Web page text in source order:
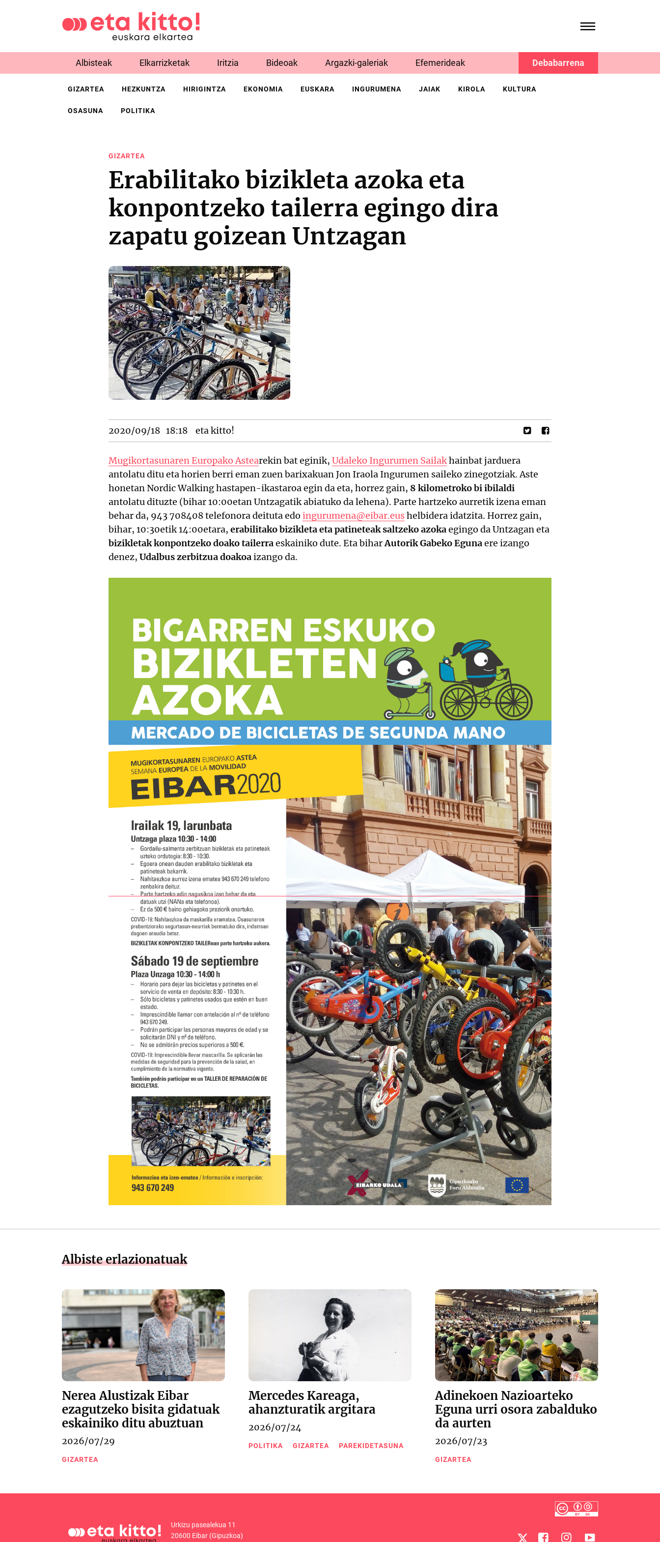
Albisteak Elkarrizketak Iritzia Bideoak Argazki-galeriak Efemerideak Debabarrena
GIZARTEA HEZKUNTZA HIRIGINTZA EKONOMIA EUSKARA INGURUMENA JAIAK KIROLA KULTURA
OSASUNA POLITIKA
GIZARTEA
Erabilitako bizikleta azoka eta
konpontzeko tailerra egingo dira
zapatu goizean Untzagan
2020/09/18 18:18 eta kitto!
Mugikortasunaren Europako Astearekin bat eginik, Udaleko Ingurumen Sailakhainbat jarduera
antolatu ditu eta horien berri eman zuen barixakuan Jon Iraola Ingurumen saileko zinegotziak. Aste
honetan Nordic Walking hastapen-ikastaroa egin da eta, horrez gain, 8 kilometroko bi ibilaldi
antolatu dituzte (bihar 10:00etan Untzagatik abiatuko da lehena). Parte hartzeko aurretik izena eman
behar da, 943 708408 telefonora deituta edo ingurumena@eibar.eushelbidera idatzita. Horrez gain,
bihar, 10:30etik 14:00etara, erabilitako bizikleta eta patineteak saltzeko azokaegingo da Untzagan eta
bizikletak konpontzeko doako tailerraeskainiko dute. Eta biharAutorik Gabeko Egunaere izango
denez, Udalbus zerbitzua doakoaizango da.
Albiste erlazionatuak
Nerea Alustizak Eibar
ezagutzeko bisita gidatuak
eskainiko ditu abuztuan
2026/07/29
GIZARTEA
Mercedes Kareaga,
ahanzturatik argitara
2026/07/24
POLITIKA GIZARTEA PAREKIDETASUNA
Adinekoen Nazioarteko
Eguna urri osora zabalduko
da aurten
2026/07/23
GIZARTEA
Urkizu pasealekua 11
20600 Eibar (Gipuzkoa)